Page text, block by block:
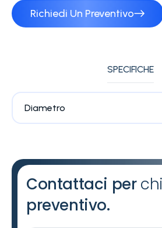
Richiedi Un Preventivo
SPECIFICHE
Diametro
Contattaci per
preventivo.